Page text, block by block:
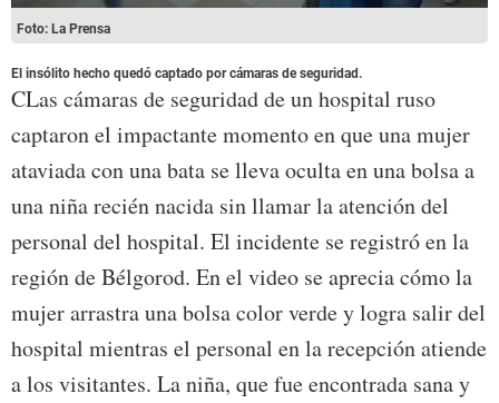
Foto: La Prensa
El insólito hecho quedó captado por cámaras de seguridad.
CLas cámaras de seguridad de un hospital ruso
captaron el impactante momento en que una mujer
ataviada con una bata se lleva oculta en una bolsa a
una niña recién nacida sin llamar la atención del
personal del hospital. El incidente se registró en la
región de Bélgorod. En el video se aprecia cómo la
mujer arrastra una bolsa color verde y logra salir del
hospital mientras el personal en la recepción atiende
a los visitantes. La niña, que fue encontrada sana y